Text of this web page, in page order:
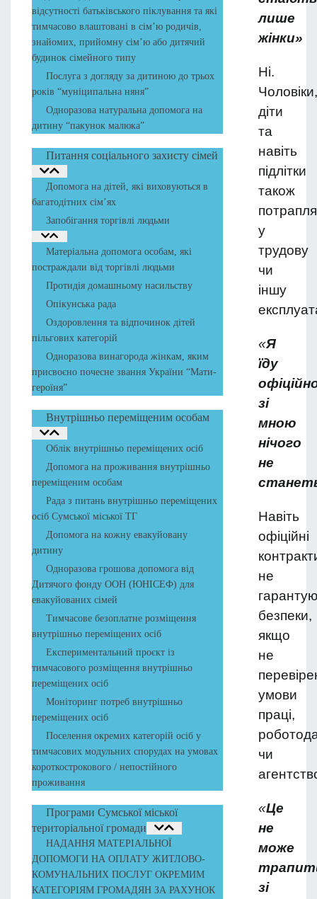
відсутності батьківського піклування та які
тимчасово влаштовані в сім’ю родичів,
знайомих, прийомну сім’ю або дитячий
будинок сімейного типу
Послуга з догляду за дитиною до трьох
років “муніципальна няня”
Одноразова натуральна допомога на
дитину “пакунок малюка”
Питання соціального захисту сімей
Допомога на дітей, які виховуються в
багатодітних сім’ях
Запобігання торгівлі людьми
Матеріальна допомога особам, які
постраждали від торгівлі людьми
Протидія домашньому насильству
Опікунська рада
Оздоровлення та відпочинок дітей
пільгових категорій
Одноразова винагорода жінкам, яким
присвоєно почесне звання України “Мати-
героїня”
Внутрішньо переміщеним особам
Облік внутрішньо переміщених осіб
Допомога на проживання внутрішньо
переміщеним особам
Рада з питань внутрішньо переміщених
осіб Сумської міської ТГ
Допомога на кожну евакуйовану
дитину
Одноразова грошова допомога від
Дитячого фонду ООН (ЮНІСЕФ) для
евакуйованих сімей
Тимчасове безоплатне розміщення
внутрішньо переміщених осіб
Експериментальний проєкт із
тимчасового розміщення внутрішньо
переміщених осіб
Моніторинг потреб внутрішньо
переміщених осіб
Поселення окремих категорій осіб у
тимчасових модульних спорудах на умовах
короткострокового / непостійного
проживання
Програми Сумської міської
територіальної громади
НАДАННЯ МАТЕРІАЛЬНОЇ
ДОПОМОГИ НА ОПЛАТУ ЖИТЛОВО-
КОМУНАЛЬНИХ ПОСЛУГ ОКРЕМИМ
КАТЕГОРІЯМ ГРОМАДЯН ЗА РАХУНОК
лише
жінки»
Ні.
Чоловіки,
діти
та
навіть
підлітки
також
у
трудову
чи
іншу
«Я
їду
зі
мною
нічого
не
Навіть
офіційні
не
безпеки,
якщо
не
умови
праці,
чи
«Це
не
може
зі